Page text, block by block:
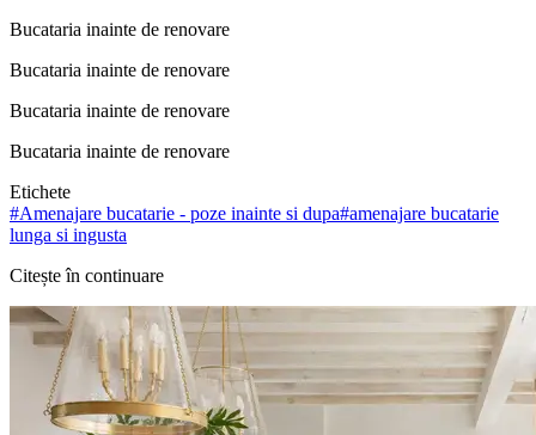
Bucataria inainte de renovare
Bucataria inainte de renovare
Bucataria inainte de renovare
Bucataria inainte de renovare
Etichete
#Amenajare bucatarie - poze inainte si dupa#amenajare bucatarie
lunga si ingusta
Citește în continuare